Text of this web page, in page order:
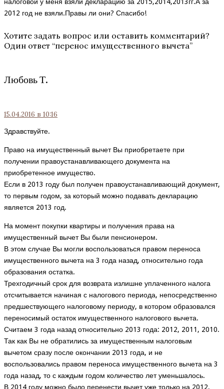
налоговой у меня взяли декларацию за 2015,2014,2013гг.А за
2012 год не взяли.Правы ли они? Спасибо!
Хотите задать вопрос или оставить комментарий?
Один ответ “перенос имущественного вычета”
Любовь Т.
15.04.2016 в 10:16
Здравствуйте.
Право на имущественный вычет Вы приобретаете при
получении правоустанавливающего документа на
приобретенное имущество.
Если в 2013 году был получен правоустанавливающий документ,
то первым годом, за который можно подавать декларацию
является 2013 год.
На момент покупки квартиры и получения права на
имущественный вычет Вы были пенсионером.
В этом случае Вы могли воспользоваться правом переноса
имущественного вычета на 3 года назад, относительно года
образования остатка.
Трехгодичный срок для возврата излишне уплаченного налога
отсчитывается начиная с налогового периода, непосредственно
предшествующего налоговому периоду, в котором образовался
переносимый остаток имущественного налогового вычета.
Считаем 3 года назад относительно 2013 года: 2012, 2011, 2010.
Так как Вы не обратились за имущественным налоговым
вычетом сразу после окончании 2013 года, и не
воспользовались правом переноса имущественного вычета на 3
года назад, то с каждым годом количество лет уменьшалось.
В 2014 году можно было перенести вычет уже только на 2012,